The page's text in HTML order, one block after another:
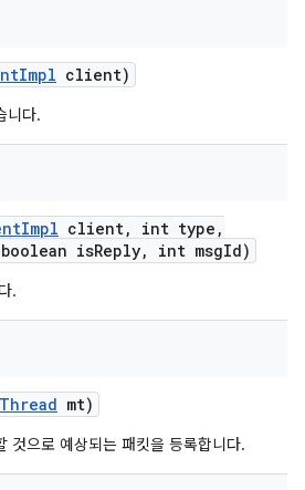
Impl client)
니다.
Impl client, int type ,
boolean isReply, int msgId)
.
Thread mt)
것으로 예상되는 패킷을 등록합니다.